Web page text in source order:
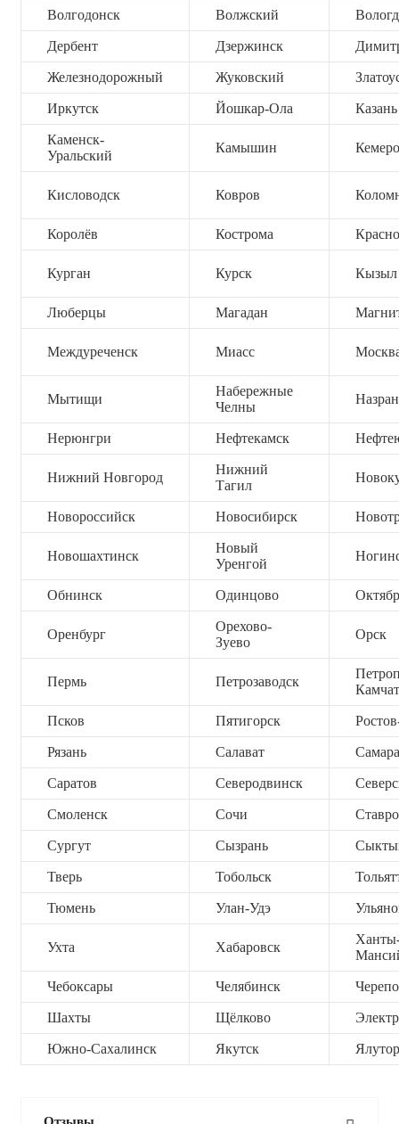
Волгодонск Волжский
Дербент Дзержинск
Железнодорожный Жуковский
Иркутск Йошкар-Ола Казань
Каменск-
Уральский
Камышин
Кисловодск Ковров
Королёв Кострома
Курган Курск Кызыл
Люберцы Магадан
Междуреченск Миасс
Мытищи
Набережные
Челны
Нерюнгри Нефтекамск
Нижний Новгород
Нижний
Тагил
Новороссийск Новосибирск
Новошахтинск
Новый
Уренгой
Обнинск Одинцово
Оренбург
Орехово-
Зуево
Орск
Пермь Петрозаводск
Псков Пятигорск
Рязань Салават Самара
Саратов Северодвинск
Смоленск Сочи
Сургут Сызрань
Тверь Тобольск
Тюмень Улан-Удэ
Ухта Хабаровск
Чебоксары Челябинск
Шахты Щёлково
Южно-Сахалинск Якутск